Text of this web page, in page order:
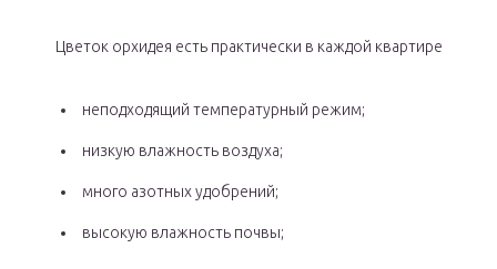
Цветок орхидея есть практически в каждой квартире
неподходящий температурный режим;
низкую влажность воздуха;
много азотных удобрений;
высокую влажность почвы;